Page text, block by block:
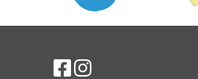
na Facebook
na Instagram